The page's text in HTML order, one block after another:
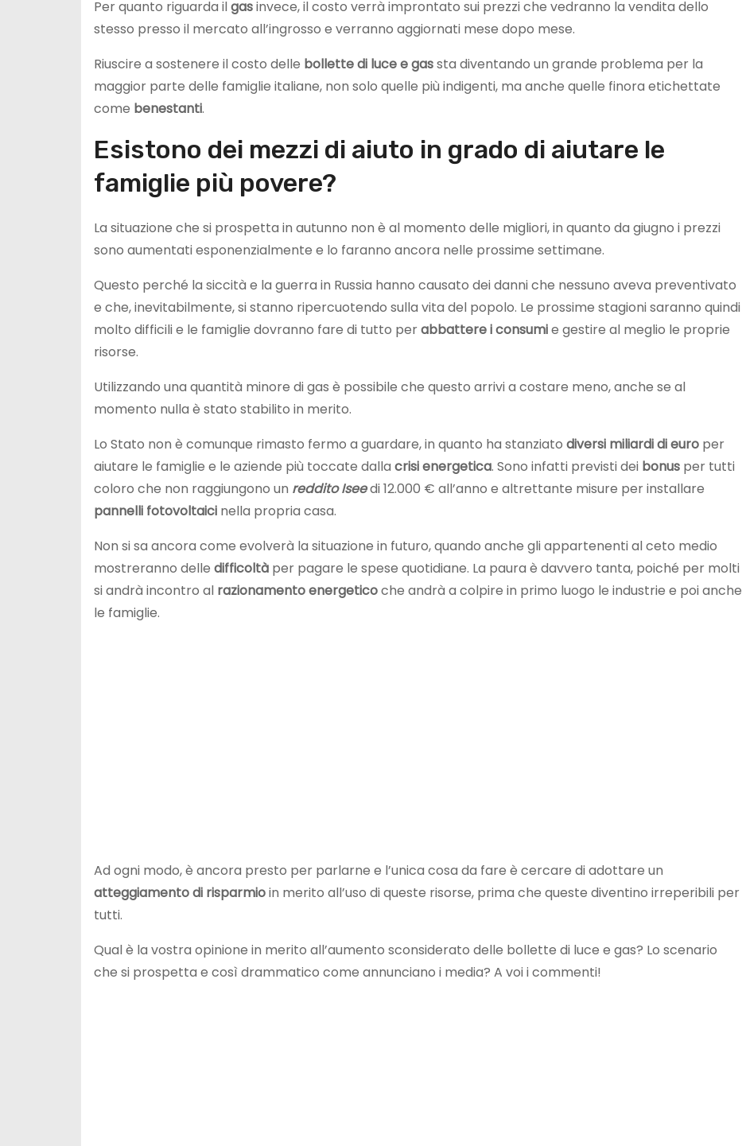
Per quanto riguarda ilgasinvece, il costo verrà improntato sui prezzi che vedranno la vendita dello
stesso presso il mercato all’ingrosso e verranno aggiornati mese dopo mese.
Riuscire a sostenere il costo delle bollette di luce e gassta diventando un grande problema per la
maggior parte delle famiglie italiane, non solo quelle più indigenti, ma anche quelle finora etichettate
come benestanti.
Esistono dei mezzi di aiuto in grado di aiutare le
famiglie più povere?
La situazione che si prospetta in autunno non è al momento delle migliori, in quanto da giugno i prezzi
sono aumentati esponenzialmente e lo faranno ancora nelle prossime settimane.
Questo perché la siccità e la guerra in Russia hanno causato dei danni che nessuno aveva preventivato
e che, inevitabilmente, si stanno ripercuotendo sulla vita del popolo. Le prossime stagioni saranno quindi
molto difficili e le famiglie dovranno fare di tutto perabbattere i consumie gestire al meglio le proprie
risorse.
Utilizzando una quantità minore di gas è possibile che questo arrivi a costare meno, anche se al
momento nulla è stato stabilito in merito.
Lo Stato non è comunque rimasto fermo a guardare, in quanto ha stanziato diversi miliardi di euro per
aiutare le famiglie e le aziende più toccate dalla crisienergetica. Sono infatti previsti dei bonus per tutti
coloro che non raggiungono un reddito Iseedi 12.000 € all’anno e altrettante misure per installare
pannelli fotovoltaici nella propria casa.
Non si sa ancora come evolverà la situazione in futuro, quando anche gli appartenenti al ceto medio
mostreranno delle difficoltà per pagare le spese quotidiane. La paura è davvero tanta, poiché per molti
si andrà incontro al razionamento energeticoche andrà a colpire in primo luogo le industrie e poi anche
le famiglie.
Ad ogni modo, è ancora presto per parlarne e l’unica cosa da fare è cercare di adottare un
atteggiamento di risparmioin merito all’uso di queste risorse, prima che queste diventino irreperibili per
tutti.
Qual è la vostra opinione in merito all’aumento sconsiderato delle bollette di luce e gas? Lo scenario
che si prospetta e così drammatico come annunciano i media? A voi i commenti!